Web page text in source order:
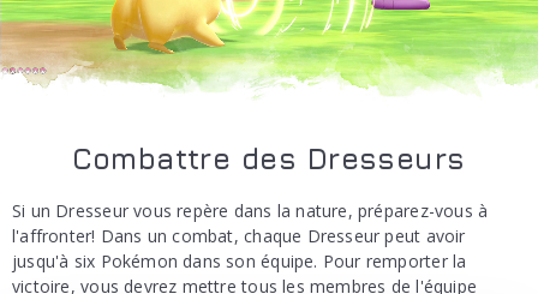
Combattre des Dresseurs
Si un Dresseur vous repère dans la nature, préparez-vous à
l'affronter! Dans un combat, chaque Dresseur peut avoir
jusqu'à six Pokémon dans son équipe. Pour remporter la
victoire, vous devrez mettre tous les membres de l'équipe